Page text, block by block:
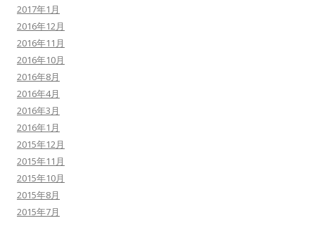
2017年1月
2016年12月
2016年11月
2016年10月
2016年8月
2016年4月
2016年3月
2016年1月
2015年12月
2015年11月
2015年10月
2015年8月
2015年7月